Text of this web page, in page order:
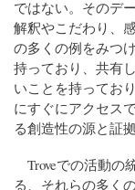
ではない。そのデ
解釈やこだわり、
の多くの例をみつ
持っており、共有
いことを持ってお
にすぐにアクセス
る創造性の源と証
Troveでの活動の
る、それらの多く